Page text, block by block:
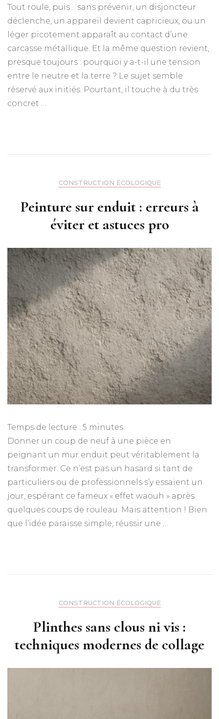
Tout roule, puis… sans prévenir, un disjoncteur
déclenche, un appareil devient capricieux, ou un
léger picotement apparaît au contact d’une
carcasse métallique. Et la même question revient,
presque toujours : pourquoi y a-t-il une tension
entre le neutre et la terre ? Le sujet semble
réservé aux initiés. Pourtant, il touche à du très
concret …
CONSTRUCTION ÉCOLOGIQUE
Peinture sur enduit : erreurs à
éviter et astuces pro
Temps de lecture : 5 minutes
Donner un coup de neuf à une pièce en
peignant un mur enduit peut véritablement la
transformer. Ce n’est pas un hasard si tant de
particuliers ou de professionnels s’y essaient un
jour, espérant ce fameux « effet waouh » après
quelques coups de rouleau. Mais attention ! Bien
que l’idée paraisse simple, réussir une …
CONSTRUCTION ÉCOLOGIQUE
Plinthes sans clous ni vis :
techniques modernes de collage